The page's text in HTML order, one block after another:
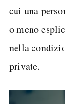
cui una
o meno
nella
private.